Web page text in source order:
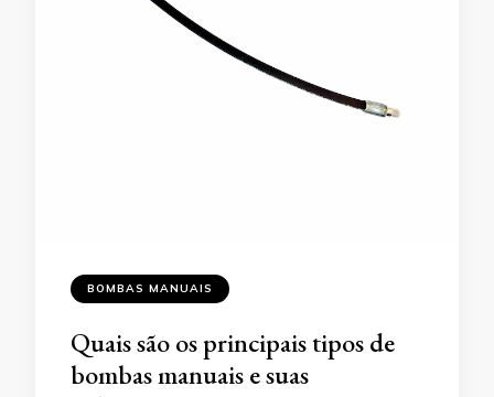
BOMBAS MANUAIS
Quais são os principais tipos de
bombas manuais e suas